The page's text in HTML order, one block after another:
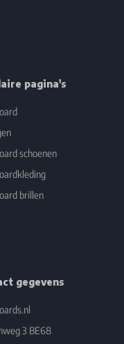
pagina's
schoenen
brillen
gegevens
3 BE68